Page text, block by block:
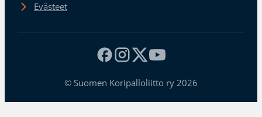
Evästeet
© Suomen Koripalloliitto ry 2026